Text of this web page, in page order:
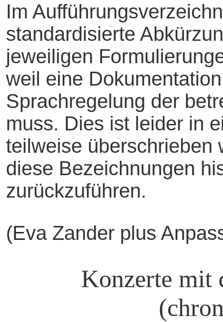
Im
standardisierte
jeweiligen
weil eine
Sprachregelung der
muss. Dies ist leider in
teilweise überschrieben
diese Bezeichnungen
zurückzuführen.
(Eva Zander plus
Konzerte mit